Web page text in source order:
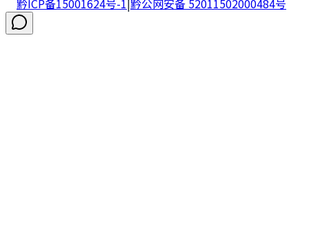
黔ICP备15001624号-1|黔公网安备 52011502000484号